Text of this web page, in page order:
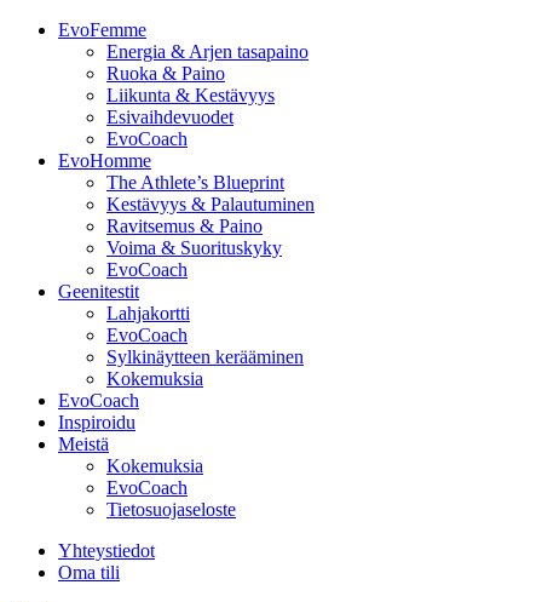
EvoFemme
Energia & Arjen tasapaino
Ruoka & Paino
Liikunta & Kestävyys
Esivaihdevuodet
EvoCoach
EvoHomme
The Athlete’s Blueprint
Kestävyys & Palautuminen
Ravitsemus & Paino
Voima & Suorituskyky
EvoCoach
Geenitestit
Lahjakortti
EvoCoach
Sylkinäytteen kerääminen
Kokemuksia
EvoCoach
Inspiroidu
Meistä
Kokemuksia
EvoCoach
Tietosuojaseloste
Yhteystiedot
Oma tili